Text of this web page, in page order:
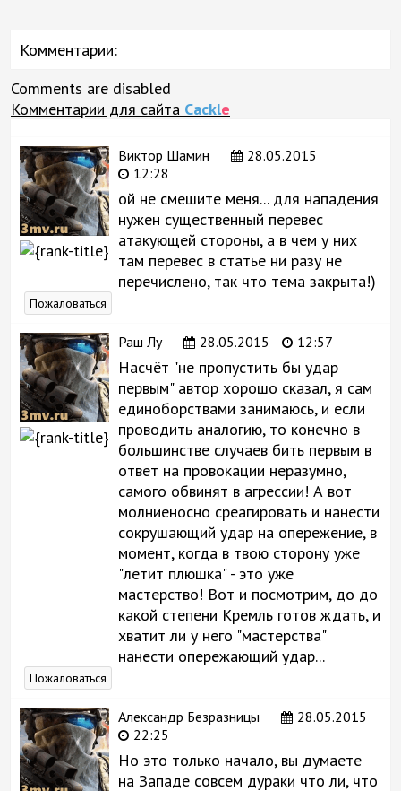
Комментарии:
Comments are disabled
Комментарии для сайта Cackle
Виктор Шамин
28.05.2015
12:28
ой не смешите меня... для нападения
нужен существенный перевес
атакующей стороны, а в чем у них
там перевес в статье ни разу не
перечислено, так что тема закрыта!)
Пожаловаться
Раш Лу 28.05.2015 12:57
Насчёт "не пропустить бы удар
первым" автор хорошо сказал, я сам
единоборствами занимаюсь, и если
проводить аналогию, то конечно в
большинстве случаев бить первым в
ответ на провокации неразумно,
самого обвинят в агрессии! А вот
молниеносно среагировать и нанести
сокрушающий удар на опережение, в
момент, когда в твою сторону уже
"летит плюшка" - это уже
мастерство! Вот и посмотрим, до до
какой степени Кремль готов ждать, и
хватит ли у него "мастерства"
нанести опережающий удар...
Пожаловаться
Александр Безразницы
28.05.2015
22:25
Но это только начало, вы думаете
на Западе совсем дураки что ли, что